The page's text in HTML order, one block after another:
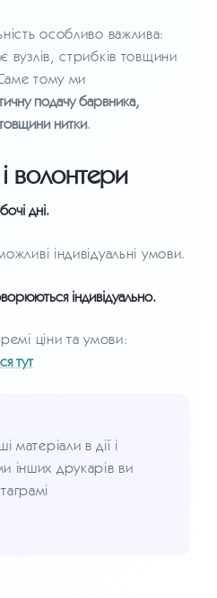
особливо важлива:
вузлів, стрибків товщини
тому ми
подачу барвника,
нитки.
волонтери
дні.
індивідуальні умови.
індивідуально.
ціни та умови:
тут
матеріали в дії і
інших друкарів ви